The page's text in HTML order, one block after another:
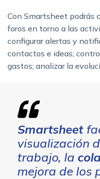
Con Smartsheet podrás
foros en torno a las
configurar alertas y
contactos e ideas;
gastos; analizar la
Smartsheet
visualización
trabajo, la
mejora de los